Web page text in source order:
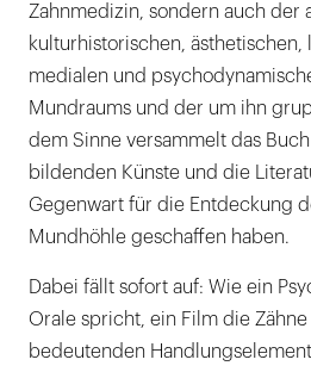
Zahnmedizin, sondern auch der
kulturhistorischen, ästhetischen,
medialen und
Mundraums und der um ihn
dem Sinne versammelt das
bildenden Künste und die
Gegenwart für die Entdeckung
Mundhöhle geschaffen haben.
Dabei fällt sofort auf: Wie ein
Orale spricht, ein Film die Zähne
bedeutenden